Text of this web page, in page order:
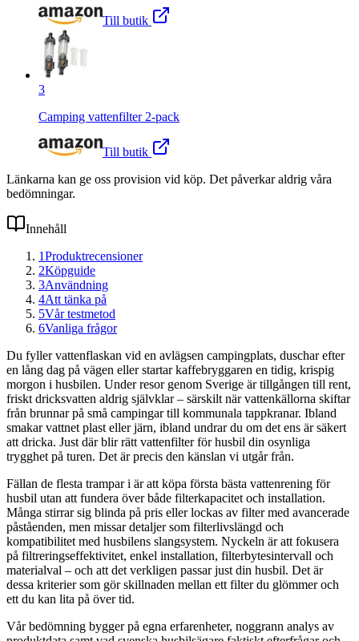
Till butik
3
Camping vattenfilter 2-pack
Till butik
Länkarna kan ge oss provision vid köp. Det påverkar aldrig våra
bedömningar.
Innehåll
1Produktrecensioner
2Köpguide
3Användning
4Att tänka på
5Vår testmetod
6Vanliga frågor
Du fyller vattenflaskan vid en avlägsen campingplats, duschar efter
en lång dag på vägen eller startar kaffebryggaren en tidig, krispig
morgon i husbilen. Under resor genom Sverige är tillgången till rent,
friskt dricksvatten aldrig självklar – särskilt när vattenkällorna skiftar
från brunnar på små campingar till kommunala tappkranar. Ibland
smakar vattnet plast eller järn, ibland undrar du om det ens är säkert
att dricka. Just där blir rätt vattenfilter för husbil din osynliga
trygghet på turen. Det är precis den känslan vi utgår från.
Fällan de flesta trampar i är att köpa första bästa vattenrening för
husbil utan att fundera över både filterkapacitet och installation.
Många stirrar sig blinda på pris eller lockas av filter med avancerade
påståenden, men missar detaljer som filterlivslängd och
kompatibilitet med husbilens slangsystem. Nyckeln är att fokusera
på filtreringseffektivitet, enkel installation, filterbytesintervall och
materialval – och att det verkligen passar just din husbil. Det är
dessa kriterier som gör skillnaden mellan ett filter du glömmer och
ett du kan lita på över tid.
Vår bedömning bygger på egna erfarenheter, noggrann analys av